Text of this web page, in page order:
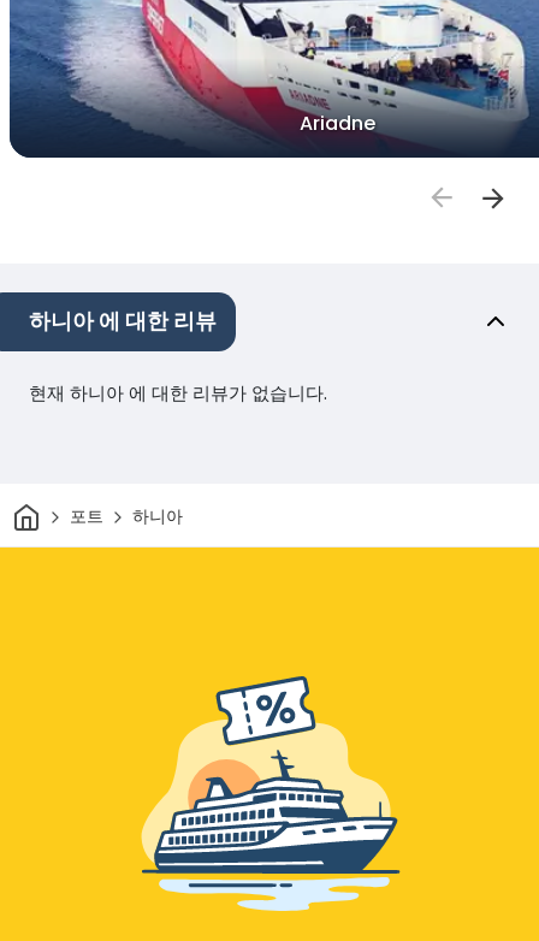
Ariadne
하니아 에 대한 리뷰
현재 하니아 에 대한 리뷰가 없습니다.
집 포트 하니아